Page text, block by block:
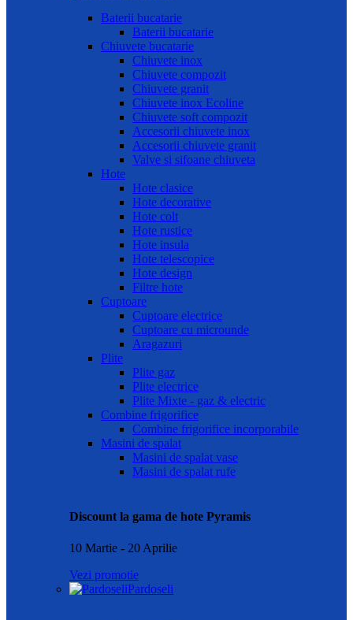
Baterii bucatarie
Baterii bucatarie
Chiuvete bucatarie
Chiuvete inox
Chiuvete compozit
Chiuvete granit
Chiuvete inox Ecoline
Chiuvete soft compozit
Accesorii chiuvete inox
Accesorii chiuvete granit
Valve si sifoane chiuveta
Hote
Hote clasice
Hote decorative
Hote colt
Hote rustice
Hote insula
Hote telescopice
Hote design
Filtre hote
Cuptoare
Cuptoare electrice
Cuptoare cu microunde
Aragazuri
Plite
Plite gaz
Plite electrice
Plite Mixte - gaz & electric
Combine frigorifice
Combine frigorifice incorporabile
Masini de spalat
Masini de spalat vase
Masini de spalat rufe
Discount la gama de hote Pyramis
10 Martie - 20 Aprilie
Vezi promotie
Pardoseli